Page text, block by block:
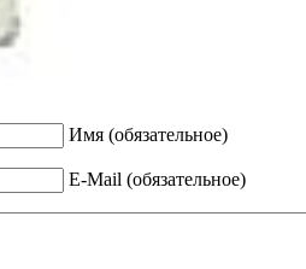
Имя (обязательное)
E-Mail (обязательное)